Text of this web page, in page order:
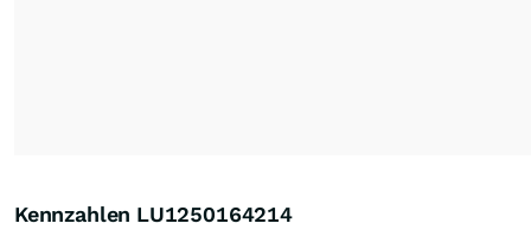
Kennzahlen LU1250164214